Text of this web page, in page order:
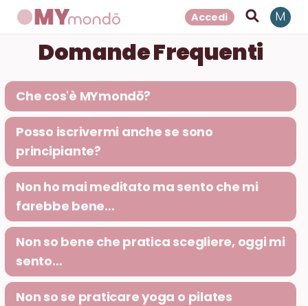
Accedi M
Domande Frequenti
Che cos'è MYmondō?
Posso iscrivermi anche se sono
principiante?
Non ho mai meditato ma sento che mi
farebbe bene…
Non so bene che pratica scegliere, oggi mi
sento…
Non so se praticare yoga o pilates